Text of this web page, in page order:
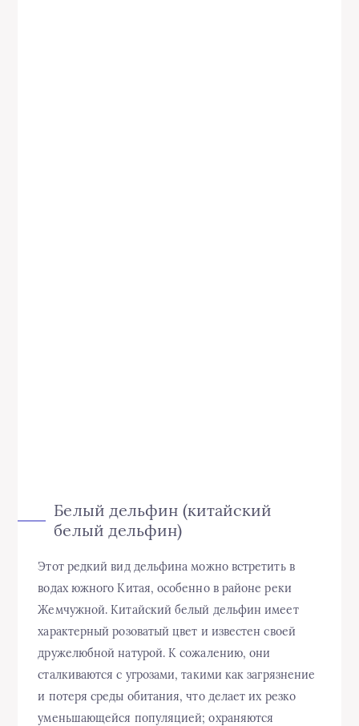
Белый дельфин (китайский
белый дельфин)
Этот редкий вид дельфина можно встретить в
водах южного Китая, особенно в районе реки
Жемчужной. Китайский белый дельфин имеет
характерный розоватый цвет и известен своей
дружелюбной натурой. К сожалению, они
сталкиваются с угрозами, такими как загрязнение
и потеря среды обитания, что делает их резко
уменьшающейся популяцией; охраняются